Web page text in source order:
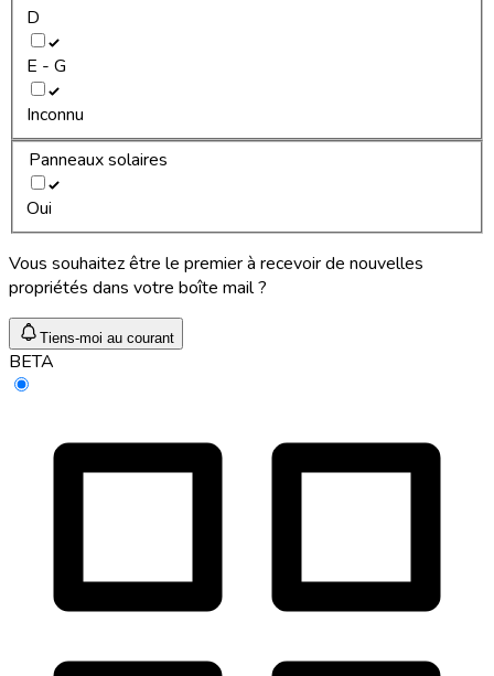
D
E - G
Inconnu
Panneaux solaires
Oui
Vous souhaitez être le premier à recevoir de nouvelles
propriétés dans votre boîte mail ?
Tiens-moi au courant
BETA